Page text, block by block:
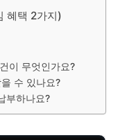
혜택 2가지)
이 무엇인가요?
수 있나요?
부하나요?